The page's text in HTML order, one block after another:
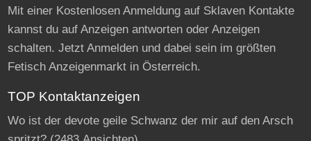
Mit einer Kostenlosen Anmeldung auf Sklaven Kontakte
kannst du auf Anzeigen antworten oder Anzeigen
schalten. Jetzt Anmelden und dabei sein im größten
Fetisch Anzeigenmarkt in Österreich.
TOP Kontaktanzeigen
Wo ist der devote geile Schwanz der mir auf den Arsch